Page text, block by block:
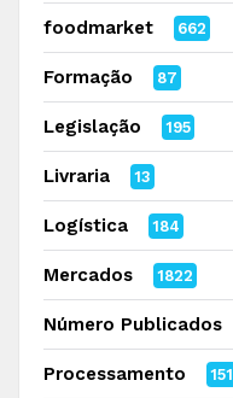
foodmarket 662
Formação 87
Legislação 195
Livraria 13
Logística 184
Mercados 1822
Número Publicados
Processamento 151